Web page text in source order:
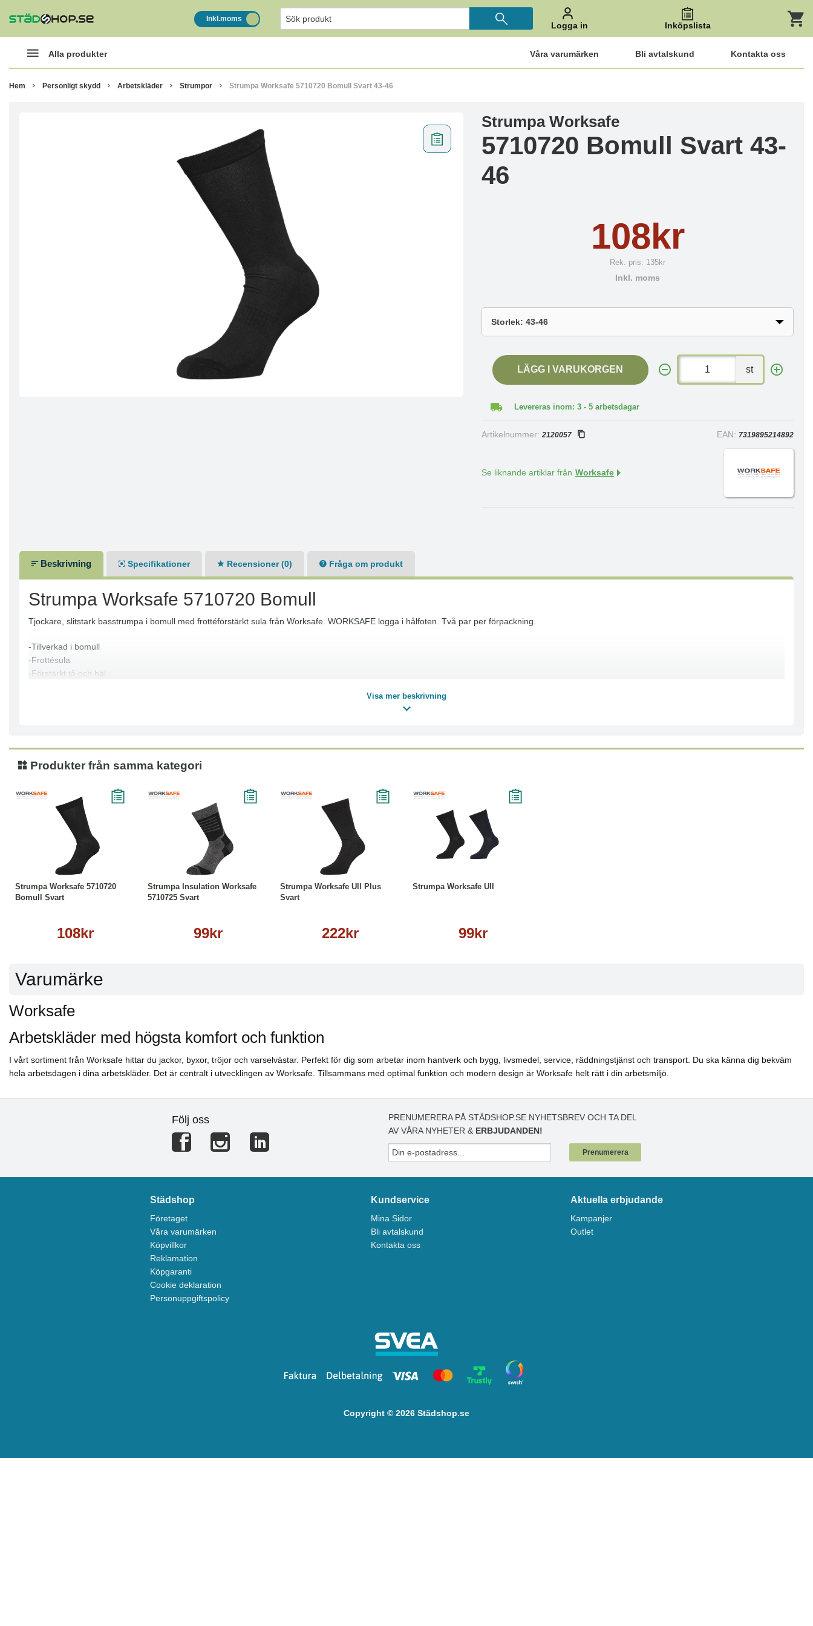
Inkl.moms
Logga in Inköpslista
Alla produkter Våra varumärken Bli avtalskund Kontakta oss
Hem Personligt skydd Arbetskläder Strumpor Strumpa Worksafe 5710720 Bomull Svart 43-46
Strumpa Worksafe
5710720 Bomull Svart 43-
46
108kr
Rek. pris: 135kr
Inkl. moms
LÄGG I VARUKORGEN st
Levereras inom: 3 - 5 arbetsdagar
Artikelnummer:2120057 EAN: 7319895214892
Se liknande artiklar från Worksafe
Beskrivning Specifikationer Recensioner (0) Fråga om produkt
Strumpa Worksafe 5710720 Bomull
Tjockare, slitstark basstrumpa i bomull med frottéförstärkt sula från Worksafe. WORKSAFE logga i hålfoten. Två par per förpackning.
-Tillverkad i bomull
-Frottésula
-Förstärkt tå och häl
Visa mer beskrivning
Produkter från samma kategori
Strumpa Worksafe 5710720
Bomull Svart
108kr
Läs mer
Strumpa Insulation Worksafe
5710725 Svart
99kr
Läs mer
Strumpa Worksafe Ull Plus
Svart
222kr
Läs mer
Strumpa Worksafe Ull
99kr
Läs mer
Varumärke
Worksafe
Arbetskläder med högsta komfort och funktion
I vårt sortiment från Worksafe hittar du jackor, byxor, tröjor och varselvästar. Perfekt för dig som arbetar inom hantverk och bygg, livsmedel, service, räddningstjänst och transport. Du ska känna dig bekväm
hela arbetsdagen i dina arbetskläder. Det är centralt i utvecklingen av Worksafe. Tillsammans med optimal funktion och modern design är Worksafe helt rätt i din arbetsmiljö.
Följ oss
PRENUMERERA PÅ STÄDSHOP.SE NYHETSBREV OCH TA DEL
AV VÅRA NYHETER & ERBJUDANDEN!
Prenumerera
Städshop
Företaget
Våra varumärken
Köpvillkor
Reklamation
Köpgaranti
Cookie deklaration
Personuppgiftspolicy
Kundservice
Mina Sidor
Bli avtalskund
Kontakta oss
Aktuella erbjudande
Kampanjer
Outlet
Copyright © 2026 Städshop.se